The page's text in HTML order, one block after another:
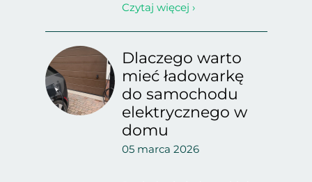
Czytaj więcej ›
Dlaczego warto
mieć ładowarkę
do samochodu
elektrycznego w
domu
05 marca 2026